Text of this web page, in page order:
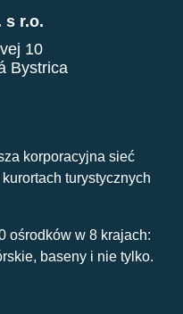
s r.o.
10
Bystrica
korporacyjna sieć
turystycznych
ośrodków w 8 krajach:
baseny i nie tylko.